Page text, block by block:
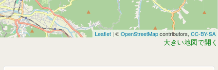
Leaflet | ©OpenStreetMapcontributors, CC-BY-SA
大きい地図で開く